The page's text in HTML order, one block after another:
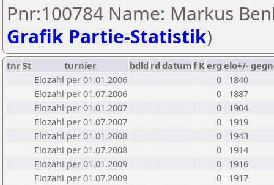
Pnr:100784 Name: Markus
Grafik Partie-Statistik)
tnrSt turnier bdld rd datumf Kerg elo+/-
Elozahl per 01.01.2006
0
1840
Elozahl per 01.07.2006
0
1887
Elozahl per 01.01.2007
0
1904
Elozahl per 01.07.2007
0
1919
Elozahl per 01.01.2008
0
1943
Elozahl per 01.07.2008
0
1914
Elozahl per 01.01.2009
0
1916
Elozahl per 01.07.2009
0
1917